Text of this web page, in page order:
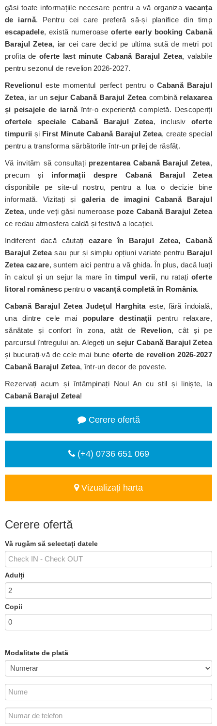
găsi toate informațiile necesare pentru a vă organiza vacanța
de iarnă. Pentru cei care preferă să-și planifice din timp
escapadele, există numeroaseoferte early booking Cabană
Barajul Zetea, iar cei care decid pe ultima sută de metri pot
profita de oferte last minute Cabană Barajul Zetea, valabile
pentru sezonul de revelion 2026-2027.
Revelionul este momentul perfect pentru oCabană Barajul
Zetea, iar unsejur Cabană Barajul Zeteacombină relaxarea
și peisajele de iarnăîntr-o experiență completă. Descoperiți
ofertele speciale Cabană Barajul Zetea, inclusivoferte
timpurii și First Minute Cabană Barajul Zetea, create special
pentru a transforma sărbătorile într-un prilej de răsfăț.
Vă invităm să consultați prezentarea Cabană Barajul Zetea,
precum și informații despre Cabană Barajul Zetea
disponibile pe site-ul nostru, pentru a lua o decizie bine
informată. Vizitați și galeria de imagini Cabană Barajul
Zetea, unde veți găsi numeroase poze Cabană Barajul Zetea
ce redau atmosfera caldă și festivă a locației.
Indiferent dacă căutațicazare în Barajul Zetea, Cabană
Barajul Zeteasau pur și simplu opțiuni variate pentru Barajul
Zetea cazare, suntem aici pentru a vă ghida. În plus, dacă luați
în calcul și un sejur la mare în timpul verii, nu ratațioferte
litoral românescpentruo vacanță completă în România.
Cabană Barajul Zetea Județul Harghitaeste, fără îndoială,
una dintre cele mai populare destinații pentru relaxare,
sănătate și confort în zona, atât de Revelion, cât și pe
parcursul întregului an. Alegeți unsejur Cabană Barajul Zetea
și bucurați-vă de cele mai bune oferte de revelion 2026-2027
Cabană Barajul Zetea, într-un decor de poveste.
Rezervați acum și întâmpinați Noul An cu stil și liniște, la
Cabană Barajul Zetea!
Cerere ofertă
(+4) 0736 651 069
Vizualizați harta
Cerere ofertă
Vă rugăm să selectați datele
Adulți
Copii
Modalitate de plată